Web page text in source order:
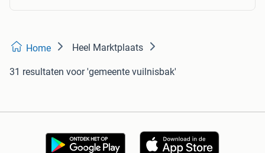
Home Heel Marktplaats
31 resultaten voor 'gemeente vuilnisbak'